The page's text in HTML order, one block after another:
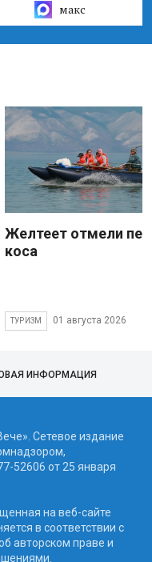
макс
Желтеет отмели
коса
ТУРИЗМ 01 августа 2026
ИНФОРМАЦИЯ
Сетевое издание
52606 от 25 января
на веб-сайте
в соответствии с
авторском праве и